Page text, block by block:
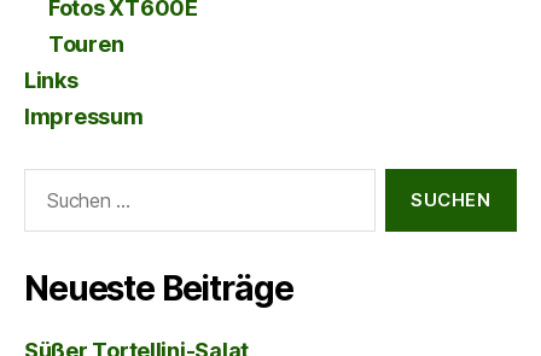
Fotos XT600E
Touren
Links
Impressum
nach:
Neueste Beiträge
Süßer Tortellini-Salat